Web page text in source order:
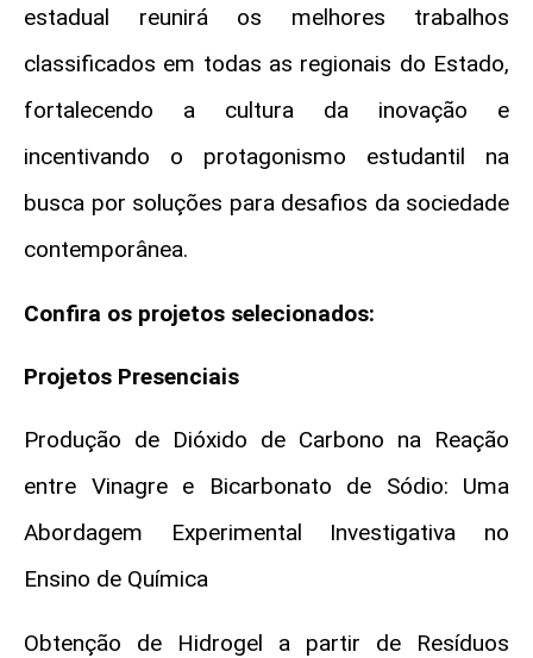
estadual reunirá os melhores trabalhos
classificados em todas as regionais do Estado,
fortalecendo a cultura da inovação e
incentivando o protagonismo estudantil na
busca por soluções para desafios da sociedade
contemporânea.
Confira os projetos selecionados:
Projetos Presenciais
Produção de Dióxido de Carbono na Reação
entre Vinagre e Bicarbonato de Sódio: Uma
Abordagem Experimental Investigativa no
Ensino de Química
Obtenção de Hidrogel a partir de Resíduos